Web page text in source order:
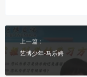
上一篇：
艺博少年-马乐娉